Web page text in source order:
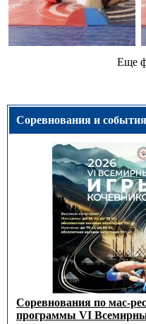
Еще
Соревнования и события
Соревнования по мас-
программы VI